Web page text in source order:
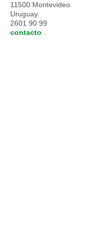
11500 Montevideo
Uruguay
2601 90 99
contacto